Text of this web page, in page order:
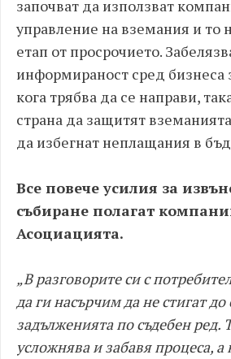
започват да използват
управление на вземания и то
етап от просрочието.
информираност сред бизнеса
кога трябва да се направи,
страна да защитят
да избегнат неплащания в
Все повече усилия за
събиране полагат
Асоциацията.
„В разговорите си с
да ги насърчим да не стигат
задълженията по съдебен ред.
усложнява и забавя процеса, а